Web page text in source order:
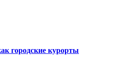
городские курорты